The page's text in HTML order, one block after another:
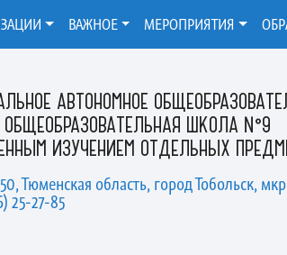
АВТОНОМНОЕ
ОБЩЕОБРАЗОВАТЕЛЬНАЯ ШКОЛА №9
ИЗУЧЕНИЕМ ОТДЕЛЬНЫХ
Тюменская область, город Тобольск,
25-27-85
ВАЖНОЕ МЕРОПРИЯТИЯ